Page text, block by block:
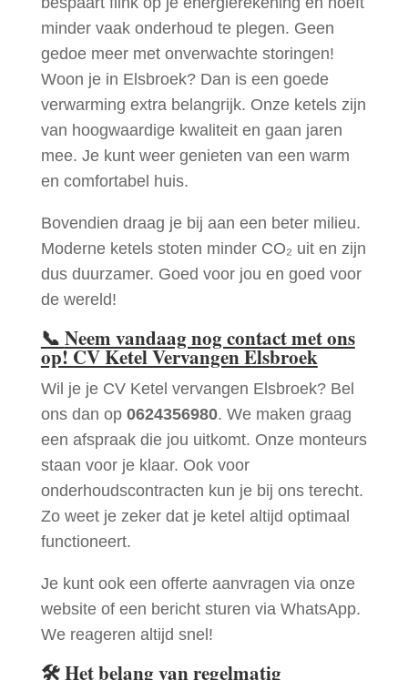
minder vaak onderhoud te plegen. Geen
gedoe meer met onverwachte storingen!
Woon je in Elsbroek? Dan is een goede
verwarming extra belangrijk. Onze ketels zijn
van hoogwaardige kwaliteit en gaan jaren
mee. Je kunt weer genieten van een warm
en comfortabel huis.
Bovendien draag je bij aan een beter milieu.
Moderne ketels stoten minder CO₂ uit en zijn
dus duurzamer. Goed voor jou en goed voor
de wereld!
📞 Neem vandaag nog contact met ons
op! CV Ketel Vervangen Elsbroek
Wil je je CV Ketel vervangen Elsbroek? Bel
ons dan op 0624356980. We maken graag
een afspraak die jou uitkomt. Onze monteurs
staan voor je klaar. Ook voor
onderhoudscontracten kun je bij ons terecht.
Zo weet je zeker dat je ketel altijd optimaal
functioneert.
Je kunt ook een offerte aanvragen via onze
website of een bericht sturen via WhatsApp.
We reageren altijd snel!
🛠Het belang van regelmatig